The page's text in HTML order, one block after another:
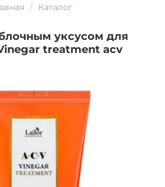
Каталог
уксусом для
treatment acv